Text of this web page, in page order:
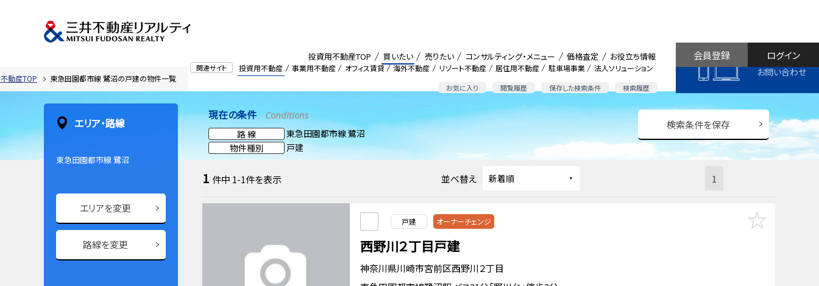
関連サイト 投資用不動産 事業用不動産 オフィス賃貸 海外不動産 リゾート不動産 居住用不動産 駐車場事業 法人ソリューション
お気に入り 閲覧履歴 保存した検索条件 検索履歴
投資用不動産TOP 買いたい 売りたい コンサルティング・メニュー 価格査定 お役立ち情報
お問い合わせ
ログイン
会員登録
動産TOP 東急田園都市線 鷺沼の戸建の物件一覧
現在の条件 Conditions
路 線
東急田園都市線 鷺沼
物件種別
戸建
検索条件を保存
1 件中 1-1件を表示 並べ替え 1
戸建 オーナーチェンジ
西野川２丁目戸建
神奈川県川崎市宮前区西野川２丁目
エリア・路線
東急田園都市線 鷺沼
エリアを変更
路線を変更